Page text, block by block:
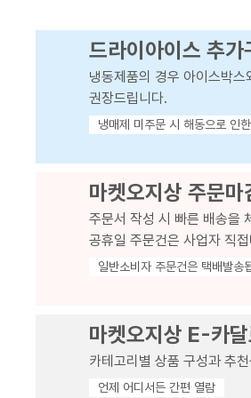
드라이아이스 추가
냉동제품의 경우 아이스박
권장드립니다.
냉매제 미주문 시 해동으로 인
마켓오지상 주문
주문서 작성 시 빠른 배송을
공휴일 주문건은 사업자 직
일반소비자 주문건은 택배발송
마켓오지상 E-카
카테고리별 상품 구성과 추
언제 어디서든 간편 열람